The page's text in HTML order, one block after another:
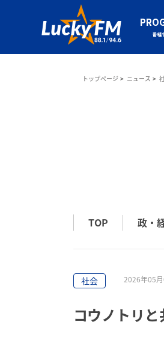
番組
トップページ ニュース
TOP 政・
社会 2026年05月
コウノトリ